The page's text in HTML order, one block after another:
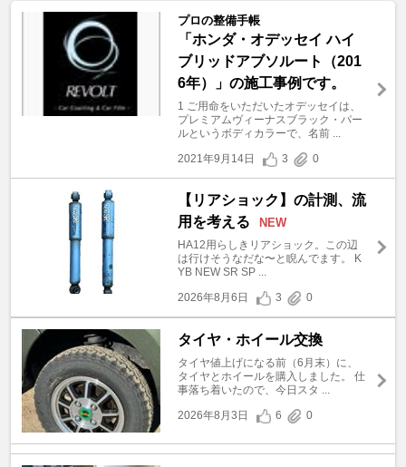
プロの整備手帳
「ホンダ・オデッセイ ハイ
ブリッドアブソルート（201
6年）」の施工事例です。
1 ご用命をいただいたオデッセイは、
プレミアムヴィーナスブラック・パー
ルというボディカラーで、名前 ...
2021年9月14日
3 0
【リアショック】の計測、流
用を考える
NEW
HA12用らしきリアショック。この辺
は行けそうなだな〜と睨んでます。 K
YB NEW SR SP ...
2026年8月6日
3 0
タイヤ・ホイール交換
タイヤ値上げになる前（6月末）に、
タイヤとホイールを購入しました。 仕
事落ち着いたので、今日スタ ...
2026年8月3日
6 0